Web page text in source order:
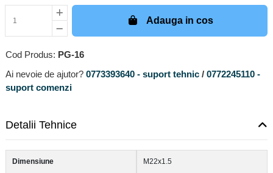
Adauga in cos
Cod Produs: PG-16
Ai nevoie de ajutor? 0773393640 - suport tehnic / 0772245110 -
suport comenzi
Detalii Tehnice
Dimensiune M22x1.5